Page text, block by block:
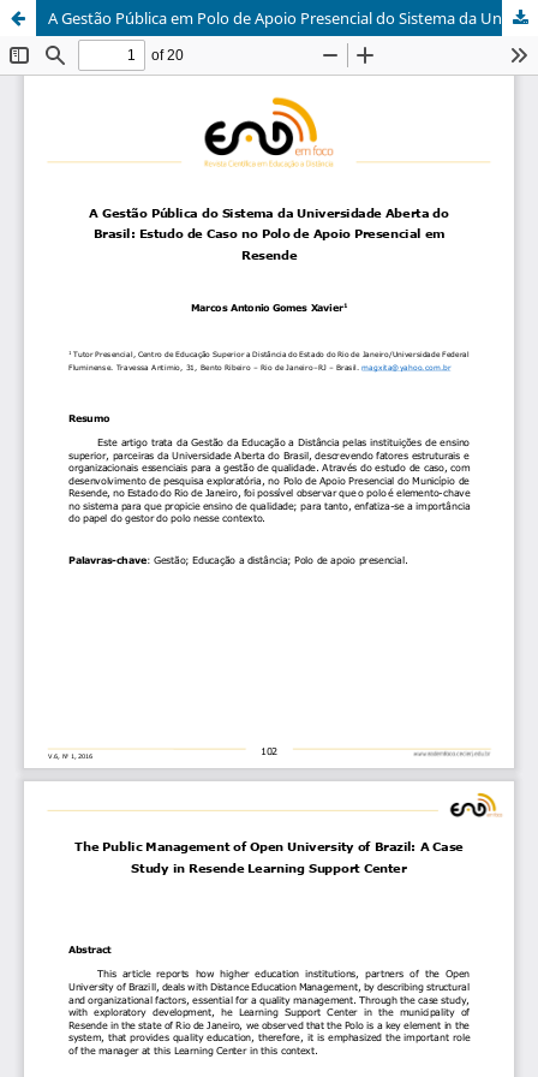
A Gestão Pública em Polo de Apoio Presencial do Sistema da Universidade Aberta do Brasil: Estudo de caso no Polo de Apoio Presencial em Resende.